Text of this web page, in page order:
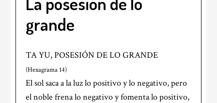
grande
TA YU, POSESIÓN DE LO GRANDE
(Hexagrama 14)
El sol saca a la luz lo positivo y lo negativo, pero
el noble frena lo negativo y fomenta lo positivo,